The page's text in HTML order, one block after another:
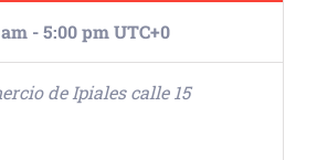
-5:00 pm UTC+0
de Ipialescalle 15